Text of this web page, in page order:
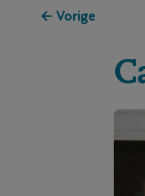
← Vorige